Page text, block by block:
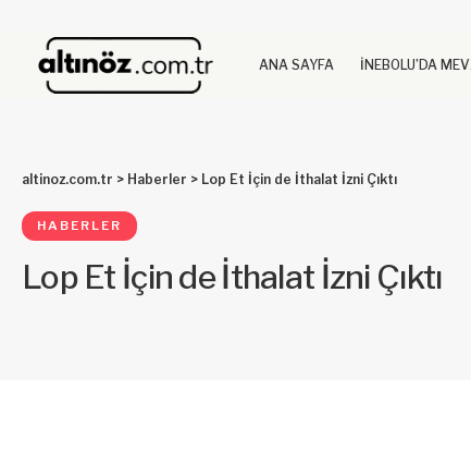
ANA SAYFA İNEBOLU’DA
altinoz.com.tr > Haberler > Lop Et İçin de İthalat İzni Çıktı
HABERLER
Lop Et İçin de İthalat İzni Çıktı